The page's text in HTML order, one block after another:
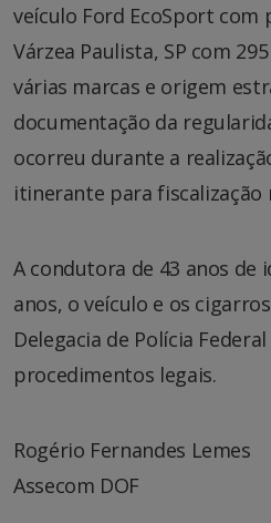
veículo Ford EcoSport com
Várzea Paulista, SP com
várias marcas e origem
documentação da
ocorreu durante a
itinerante para fiscalização
A condutora de 43 anos de
anos, o veículo e os
Delegacia de Polícia
procedimentos legais.
Rogério Fernandes Lemes
Assecom DOF